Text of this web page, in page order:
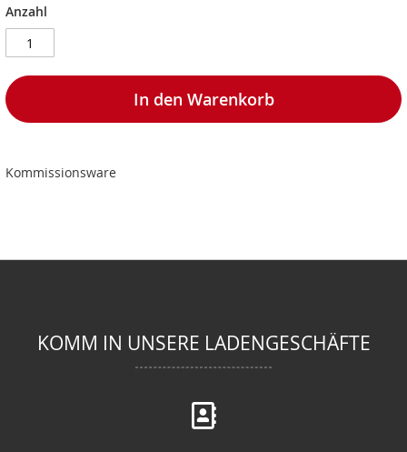
Anzahl
In den Warenkorb
Kommissionsware
KOMM IN UNSERE LADENGESCHÄFTE